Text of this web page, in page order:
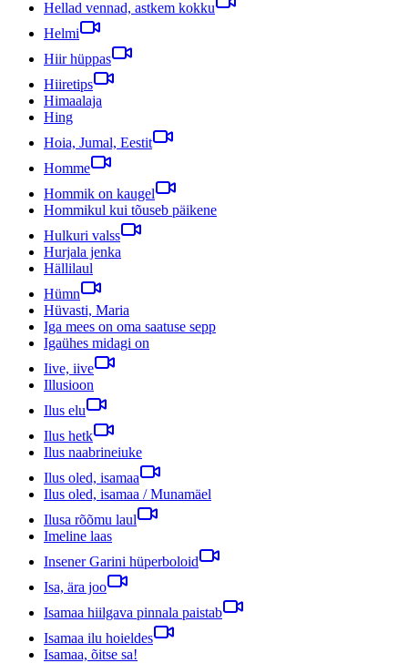
Hellad vennad, astkem kokku
Helmi
Hiir hüppas
Hiiretips
Himaalaja
Hing
Hoia, Jumal, Eestit
Homme
Hommik on kaugel
Hommikul kui tõuseb päikene
Hulkuri valss
Hurjala jenka
Hällilaul
Hümn
Hüvasti, Maria
Iga mees on oma saatuse sepp
Igaühes midagi on
Iive, iive
Illusioon
Ilus elu
Ilus hetk
Ilus naabrineiuke
Ilus oled, isamaa
Ilus oled, isamaa / Munamäel
Ilusa rõõmu laul
Imeline laas
Insener Garini hüperboloid
Isa, ära joo
Isamaa hiilgava pinnala paistab
Isamaa ilu hoieldes
Isamaa, õitse sa!